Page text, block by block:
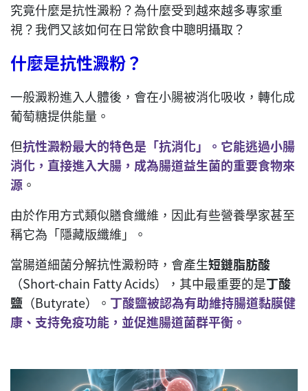
究竟什麼是抗性澱粉？為什麼受到越來越多專家重
視？我們又該如何在日常飲食中聰明攝取？
什麼是抗性澱粉？
一般澱粉進入人體後，會在小腸被消化吸收，轉化成
葡萄糖提供能量。
但抗性澱粉最大的特色是「抗消化」。它能逃過小腸
消化，直接進入大腸，成為腸道益生菌的重要食物來
源 。
由於作用方式類似膳食纖維，因此有些營養學家甚至
稱它為「隱藏版纖維」。
當腸道細菌分解抗性澱粉時，會產生短鏈脂肪酸
（Short-chain Fatty Acids），其中最重要的是丁酸
鹽 （Butyrate）。 丁酸鹽被認為有助維持腸道黏膜健
康、支持免疫功能，並促進腸道菌群平衡。